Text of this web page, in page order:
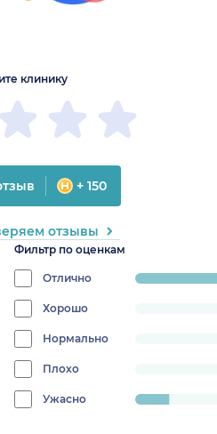
Фильтр по оценкам
Отлично
progress:
Хорошо
Нормально
Плохо
Ужасно
клинику
+ 150
отзывы